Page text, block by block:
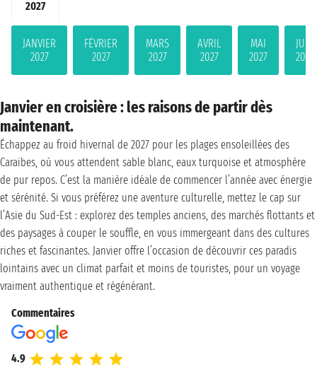
2027
JANVIER
2027
FÉVRIER
2027
MARS
2027
AVRIL
2027
MAI
2027
JUIN
2027
Janvier en croisière : les raisons de partir dès
maintenant.
Échappez au froid hivernal de 2027 pour les plages ensoleillées des
Caraïbes, où vous attendent sable blanc, eaux turquoise et atmosphère
de pur repos. C’est la manière idéale de commencer l’année avec énergie
et sérénité. Si vous préférez une aventure culturelle, mettez le cap sur
l’Asie du Sud-Est : explorez des temples anciens, des marchés flottants et
des paysages à couper le souffle, en vous immergeant dans des cultures
riches et fascinantes. Janvier offre l’occasion de découvrir ces paradis
lointains avec un climat parfait et moins de touristes, pour un voyage
vraiment authentique et régénérant.
Commentaires
4.9